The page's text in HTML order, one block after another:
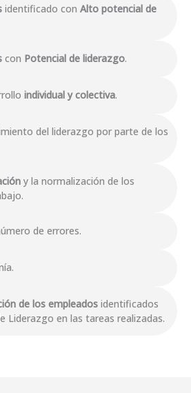
identificado con Alto potencial de
con Potencial de liderazgo.
individual y colectiva.
del liderazgo por parte de los
y la normalización de los
de errores.
de los empleados identificados
Liderazgo en las tareas realizadas.